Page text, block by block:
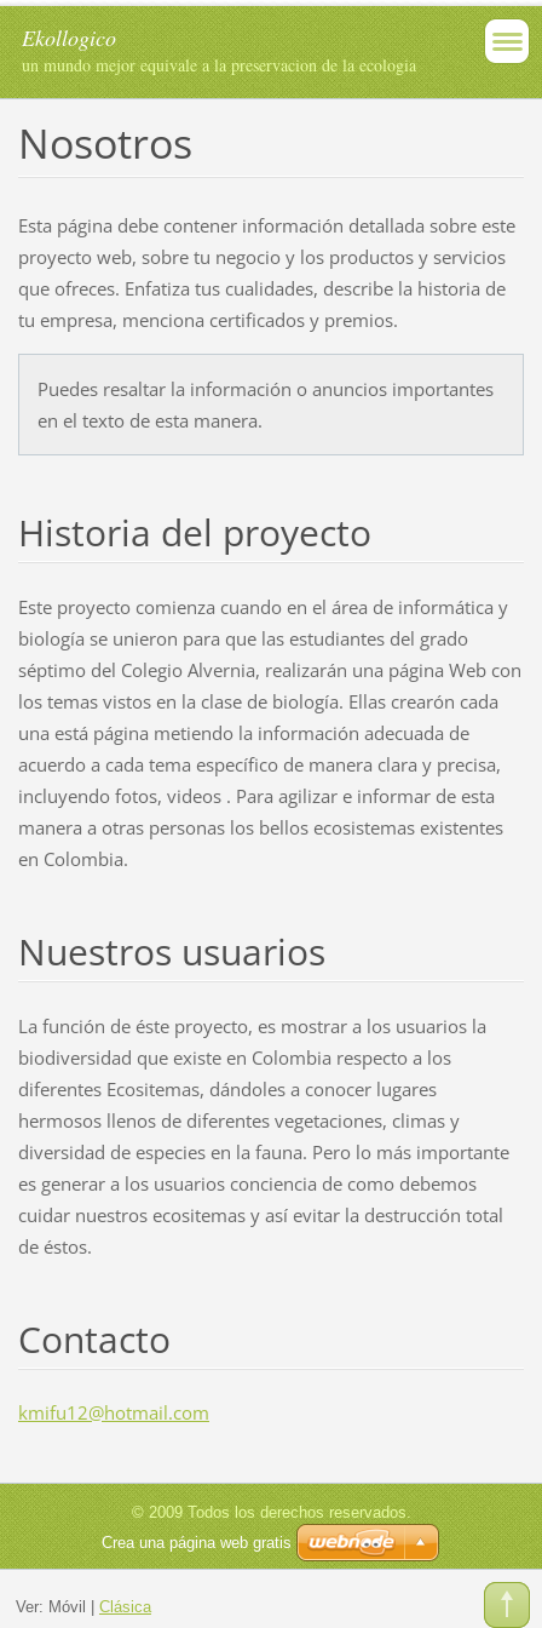
Ekollogico
un mundo mejor equivale a la preservacion de la ecologia
Nosotros
Esta página debe contener información detallada sobre este
proyecto web, sobre tu negocio y los productos y servicios
que ofreces. Enfatiza tus cualidades, describe la historia de
tu empresa, menciona certificados y premios.
Puedes resaltar la información o anuncios importantes
en el texto de esta manera.
Historia del proyecto
Este proyecto comienza cuando en el área de informática y
biología se unieron para que las estudiantes del grado
séptimo del Colegio Alvernia, realizarán una página Web con
los temas vistos en la clase de biología. Ellas crearón cada
una está página metiendo la información adecuada de
acuerdo a cada tema específico de manera clara y precisa,
incluyendo fotos, videos . Para agilizar e informar de esta
manera a otras personas los bellos ecosistemas existentes
en Colombia.
Nuestros usuarios
La función de éste proyecto, es mostrar a los usuarios la
biodiversidad que existe en Colombia respecto a los
diferentes Ecositemas, dándoles a conocer lugares
hermosos llenos de diferentes vegetaciones, climas y
diversidad de especies en la fauna. Pero lo más importante
es generar a los usuarios conciencia de como debemos
cuidar nuestros ecositemas y así evitar la destrucción total
de éstos.
Contacto
kmifu12@hotmail.com
© 2009 Todos los derechos reservados.
Crea una página web gratis
Ver: Móvil Clásica